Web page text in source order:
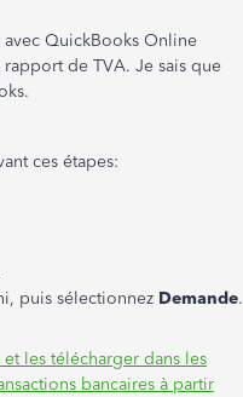
QuickBooks Online
de TVA. Je sais que
ces étapes:
puis sélectionnez Demande.
les télécharger dans les
bancaires à partir